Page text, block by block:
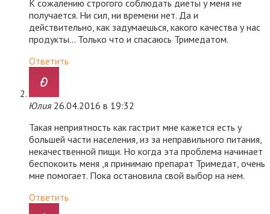
К сожалению строгого соблюдать диеты у меня не
получается. Ни сил, ни времени нет. Да и
действительно, как задумаешься, какого качества у нас
продукты… Только что и спасаюсь Тримедатом.
Ответить
Юлия 26.04.2016 в 19:32
Такая неприятность как гастрит мне кажется есть у
большей части населения, из за неправильного питания,
некачественной пищи. Но когда эта проблема начинает
беспокоить меня ,я принимаю препарат Тримедат, очень
мне помогает. Пока остановила свой выбор на нем.
Ответить